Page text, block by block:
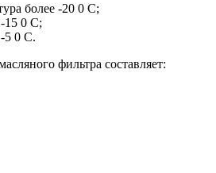
более -20 0 С;
15 0 С;
5 0 С.
фильтра составляет: